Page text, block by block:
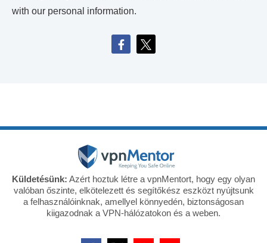
with our personal information.
Küldetésünk: Azért hoztuk létre a vpnMentort, hogy egy olyan
valóban őszinte, elkötelezett és segítőkész eszközt nyújtsunk
a felhasználóinknak, amellyel könnyedén, biztonságosan
kiigazodnak a VPN-hálózatokon és a weben.